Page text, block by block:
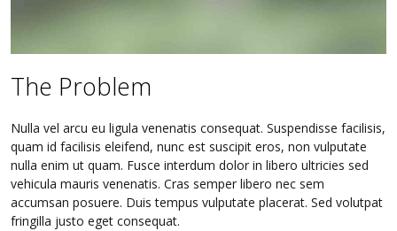
The Problem
Nulla vel arcu eu ligula venenatis consequat. Suspendisse facilisis,
quam id facilisis eleifend, nunc est suscipit eros, non vulputate
nulla enim ut quam. Fusce interdum dolor in libero ultricies sed
vehicula mauris venenatis. Cras semper libero nec sem
accumsan posuere. Duis tempus vulputate placerat. Sed volutpat
fringilla justo eget consequat.